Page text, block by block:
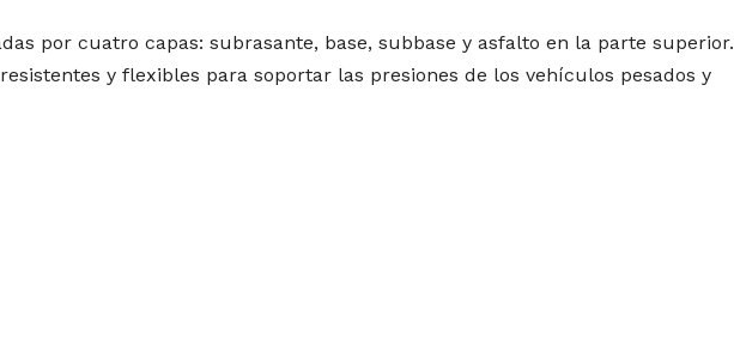
por cuatro capas: subrasante, base, subbase y asfalto en la parte superior.
y flexibles para soportar las presiones de los vehículos pesados ​​y